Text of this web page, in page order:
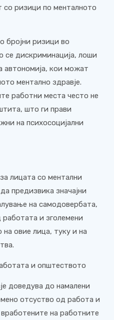
со ризици по менталното
бројни ризици во
се дискриминација, лоши
автономија, кои можат
ментално здравје.
работни места често не
што ги прави
на психосоцијални
лицата со ментални
предизвика значајни
на самодовербата,
и зголемени
на овие лица, туку и на
и општеството
доведува до намалени
отсуство од работа и
на работните